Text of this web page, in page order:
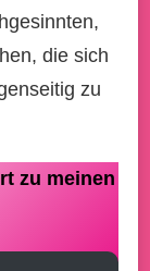
die sich
zu
zu meinen